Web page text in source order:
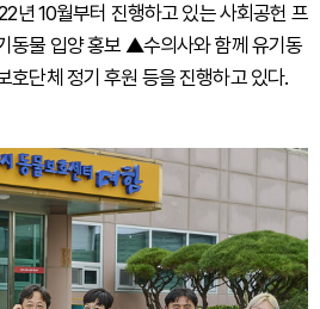
년 10월부터 진행하고 있는 사회공헌 프
동물 입양 홍보 ▲수의사와 함께 유기동
단체 정기 후원 등을 진행하고 있다.